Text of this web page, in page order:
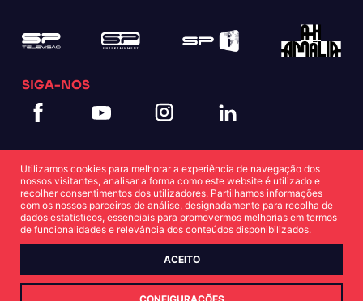
SIGA-NOS
Política de Cookies Política de Privacidade
Utilizamos cookies para melhorar a experiência de navegação dos
nossos visitantes, analisar a forma como este website é utilizado e
recolher consentimentos dos utilizadores. Partilhamos informações
com os nossos parceiros de análise, designadamente para recolha de
dados estatísticos, essenciais para promovermos melhorias em termos
de funcionalidades e relevância dos conteúdos disponibilizados.
ACEITO